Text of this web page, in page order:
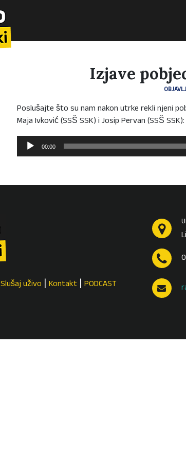
Izjave
Poslušajte što su nam nakon utrke rekli njeni
Maja Ivković (SSŠ SSK) i Josip Pervan (SSŠ SSK):
Reproduktor
audiozapisa
00:00
Slušaj uživo Kontakt PODCAST